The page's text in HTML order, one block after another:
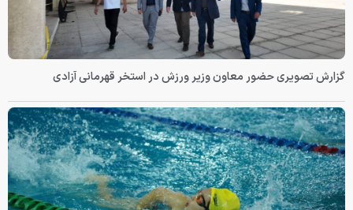
گزارش تصویری حضور معاون وزیر ورزش در استخر قهرمانی آزادی